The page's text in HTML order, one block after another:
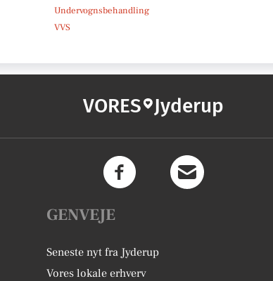
Undervognsbehandling
VVS
VORES Jyderup
GENVEJE
Seneste nyt fra Jyderup
Vores lokale erhverv